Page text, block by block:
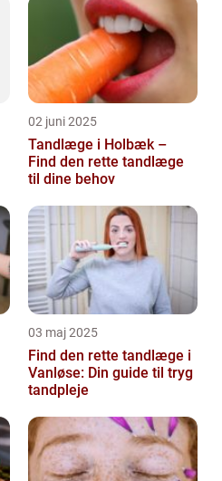
02 juni 2025
Tandlæge i Holbæk –
Find den rette tandlæge
til dine behov
03 maj 2025
Find den rette tandlæge i
Vanløse: Din guide til tryg
tandpleje